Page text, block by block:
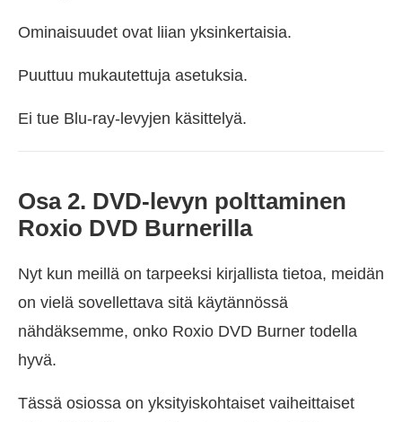
Ominaisuudet ovat liian yksinkertaisia.
Puuttuu mukautettuja asetuksia.
Ei tue Blu-ray-levyjen käsittelyä.
Osa 2. DVD-levyn polttaminen
Roxio DVD Burnerilla
Nyt kun meillä on tarpeeksi kirjallista tietoa, meidän
on vielä sovellettava sitä käytännössä
nähdäksemme, onko Roxio DVD Burner todella
hyvä.
Tässä osiossa on yksityiskohtaiset vaiheittaiset